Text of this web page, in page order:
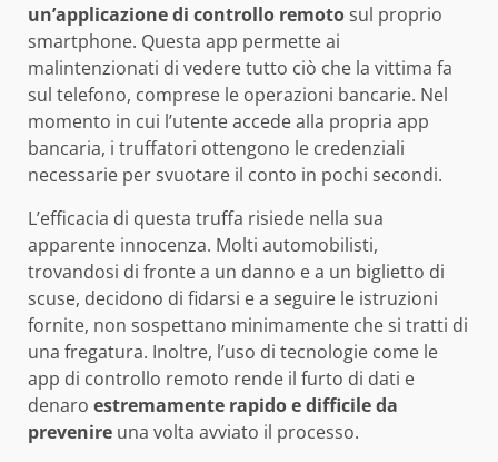
un’applicazione di controllo remotosul proprio
smartphone. Questa app permette ai
malintenzionati di vedere tutto ciò che la vittima fa
sul telefono, comprese le operazioni bancarie. Nel
momento in cui l’utente accede alla propria app
bancaria, i truffatori ottengono le credenziali
necessarie per svuotare il conto in pochi secondi.
L’efficacia di questa truffa risiede nella sua
apparente innocenza. Molti automobilisti,
trovandosi di fronte a un danno e a un biglietto di
scuse, decidono di fidarsi e a seguire le istruzioni
fornite, non sospettano minimamente che si tratti di
una fregatura. Inoltre, l’uso di tecnologie come le
app di controllo remoto rende il furto di dati e
denaro estremamente rapido e difficile da
prevenire una volta avviato il processo.